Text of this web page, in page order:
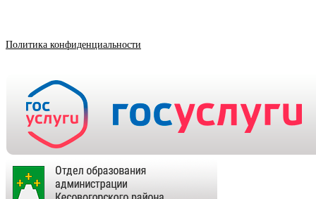
Политика конфиденциальности